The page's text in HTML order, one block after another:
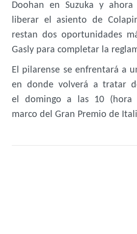
Doohan en Suzuka y
liberar el asiento de
restan dos oportunidades
Gasly para completar la
El pilarense se enfrentará a
en donde volverá a tratar
el domingo a las 10 (hora
marco del Gran Premio de